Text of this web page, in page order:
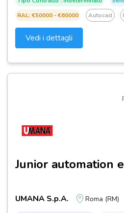
RAL: €50000 - €60000
Autocad
Vedi i dettagli
Junior automation
UMANA S.p.A. Roma (RM)